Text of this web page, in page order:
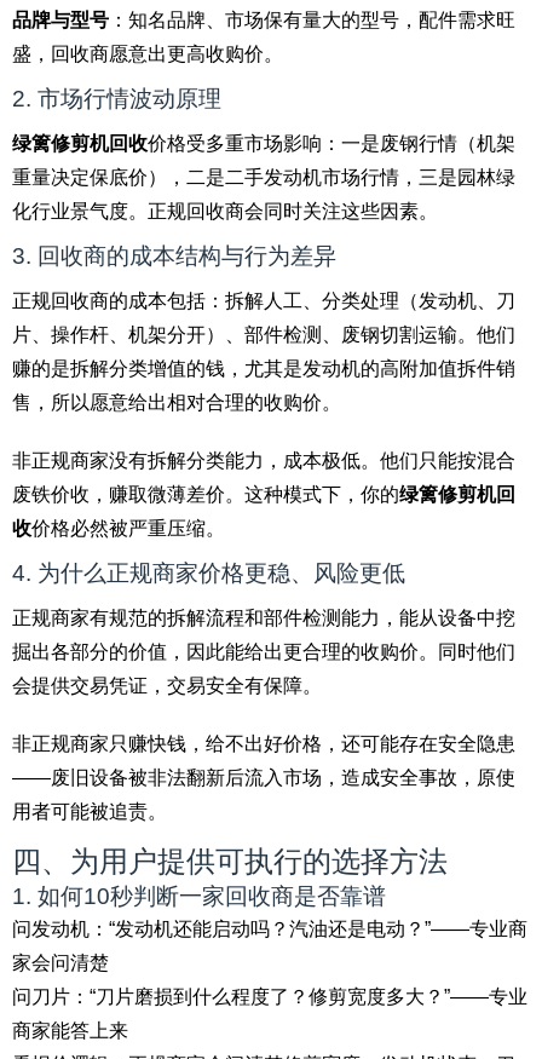
品牌与型号 ：知名品牌、市场保有量大的型号，配件需求旺
盛，回收商愿意出更高收购价。
2. 市场行情波动原理
绿篱修剪机回收价格受多重市场影响：一是废钢行情（机架
重量决定保底价），二是二手发动机市场行情，三是园林绿
化行业景气度。正规回收商会同时关注这些因素。
3. 回收商的成本结构与行为差异
正规回收商的成本包括：拆解人工、分类处理（发动机、刀
片、操作杆、机架分开）、部件检测、废钢切割运输。他们
赚的是拆解分类增值的钱，尤其是发动机的高附加值拆件销
售，所以愿意给出相对合理的收购价。
非正规商家没有拆解分类能力，成本极低。他们只能按混合
废铁价收，赚取微薄差价。这种模式下，你的绿篱修剪机回
收价格必然被严重压缩。
4. 为什么正规商家价格更稳、风险更低
正规商家有规范的拆解流程和部件检测能力，能从设备中挖
掘出各部分的价值，因此能给出更合理的收购价。同时他们
会提供交易凭证，交易安全有保障。
非正规商家只赚快钱，给不出好价格，还可能存在安全隐患
——废旧设备被非法翻新后流入市场，造成安全事故，原使
用者可能被追责。
四、为用户提供可执行的选择方法
1. 如何10秒判断一家回收商是否靠谱
问发动机：“发动机还能启动吗？汽油还是电动？”——专业商
家会问清楚
问刀片：“刀片磨损到什么程度了？修剪宽度多大？”——专业
商家能答上来